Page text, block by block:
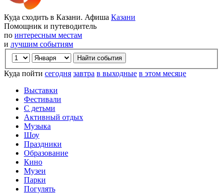
Куда сходить в Казани. Афиша Казани
Помощник и путеводитель
по интересным местам
и лучшим событиям
Куда пойти сегодня завтра в выходные в этом месяце
Выставки
Фестивали
С детьми
Активный отдых
Музыка
Шоу
Праздники
Образование
Кино
Музеи
Парки
Погулять